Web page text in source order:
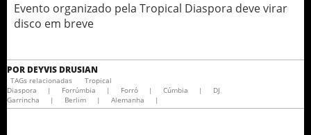
Evento organizado pela Tropical Diaspora deve virar
disco em breve
POR DEYVIS DRUSIAN
TAGs relacionadas
Tropical
Diaspora
| Forrúmbia | Forró | Cúmbia |
DJ
Garrincha
| Berlim | Alemanha |